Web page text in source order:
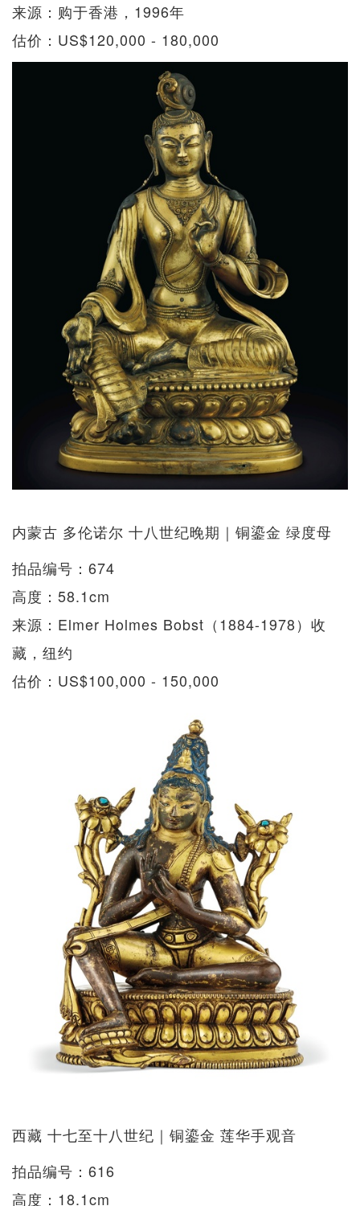
来源：购于香港，1996年
估价：US$120,000 - 180,000
内蒙古 多伦诺尔 十八世纪晚期｜铜鎏金 绿度母
拍品编号：674
高度：58.1cm
来源：Elmer Holmes Bobst（1884-1978）收
藏，纽约
估价：US$100,000 - 150,000
西藏 十七至十八世纪｜铜鎏金 莲华手观音
拍品编号：616
高度：18.1cm